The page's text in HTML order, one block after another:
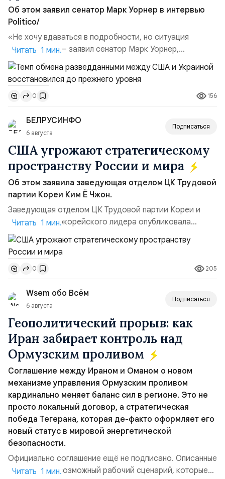
Об этом заявил сенатор Марк Уорнер в интервью
Politico/
«Не хочу вдаваться в подробности, но ситуация
улучшилась», — заявил сенатор Марк Уорнер,
высокопоставленный член комитета по разведке,
добавив, что использование Украиной беспилотников и
ракет большой дальности позволило ей наносить
удары вглубь российской территории и укрепило её
позиции.Сотрудничество со стороны США стало
ключом к позитивному пов...
Читать 1 мин.
0 156
БЕЛРУСИНФО
6 августа
Подписаться
США угрожают стратегическому
пространству России и мира
Об этом заявила заведующая отделом ЦК Трудовой
партии Кореи Ким Ё Чжон.
Заведующая отделом ЦК Трудовой партии Кореи и
сестра северокорейского лидера опубликовала
заявление для прессы в ответ на проведение Токио
совместных с флотом США запусков крылатых ракет
Томагавк.«Япония отбросила обманчивую видимость
„исключительно оборонительной страны“ и выносит
вопрос о собственном ядерном вооружении на
всеобщее обозрение, одновреме...
Читать 1 мин.
0 205
Wsem обо Всём
6 августа
Подписаться
Геополитический прорыв: как
Иран забирает контроль над
Ормузским проливом
Соглашение между Ираном и Оманом о новом
механизме управления Ормузским проливом
кардинально меняет баланс сил в регионе. Это не
просто локальный договор, а стратегическая
победа Тегерана, которая де-факто оформляет его
новый статус в мировой энергетической
безопасности.
Официально соглашение ещё не подписано. Описанные
пункты — это возможный рабочий сценарий, которые
Читать 1 мин.